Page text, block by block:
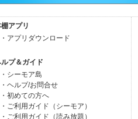
アプリ
・アプリダウンロード
プ＆ガイド
・シーモア島
・ヘルプ/お問合せ
・初めての方へ
・ご利用ガイド（シーモア）
・ご利用ガイド（読み放題）